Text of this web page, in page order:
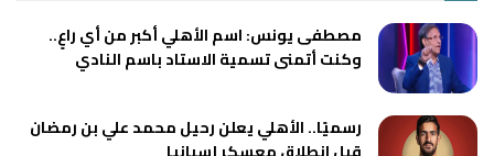
مصطفى يونس: اسم الأهلي أكبر من أي راعٍ..
وكنت أتمنى تسمية الاستاد باسم النادي
رسميًا.. الأهلي يعلن رحيل محمد علي بن رمضان